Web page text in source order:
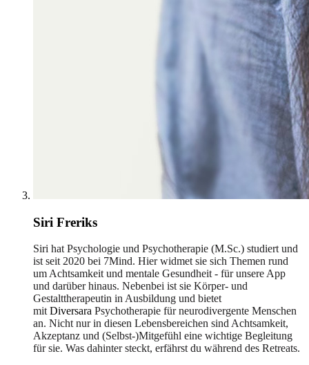
Siri Freriks
Siri hat Psychologie und Psychotherapie (M.Sc.) studiert und
ist seit 2020 bei 7Mind. Hier widmet sie sich Themen rund
um Achtsamkeit und mentale Gesundheit - für unsere App
und darüber hinaus. Nebenbei ist sie Körper- und
Gestalttherapeutin in Ausbildung und bietet
mit Diversara Psychotherapie für neurodivergente Menschen
an. Nicht nur in diesen Lebensbereichen sind Achtsamkeit,
Akzeptanz und (Selbst-)Mitgefühl eine wichtige Begleitung
für sie. Was dahinter steckt, erfährst du während des Retreats.